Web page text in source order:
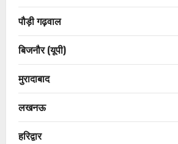
पौड़ी गढ़वाल
बिजनौर (यूपी)
मुरादाबाद
लखनऊ
हरिद्वार